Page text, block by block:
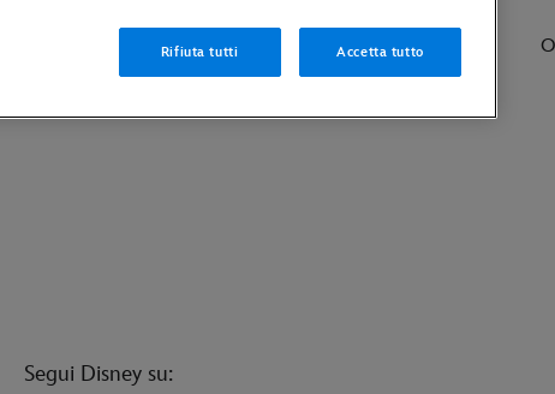
Il Regno delle Streghe
L’Era Glaciale: Punto di
Ebollizione
Segui Disney su:
Rifiuta tutti Accetta tutto